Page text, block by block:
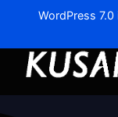
WordPress